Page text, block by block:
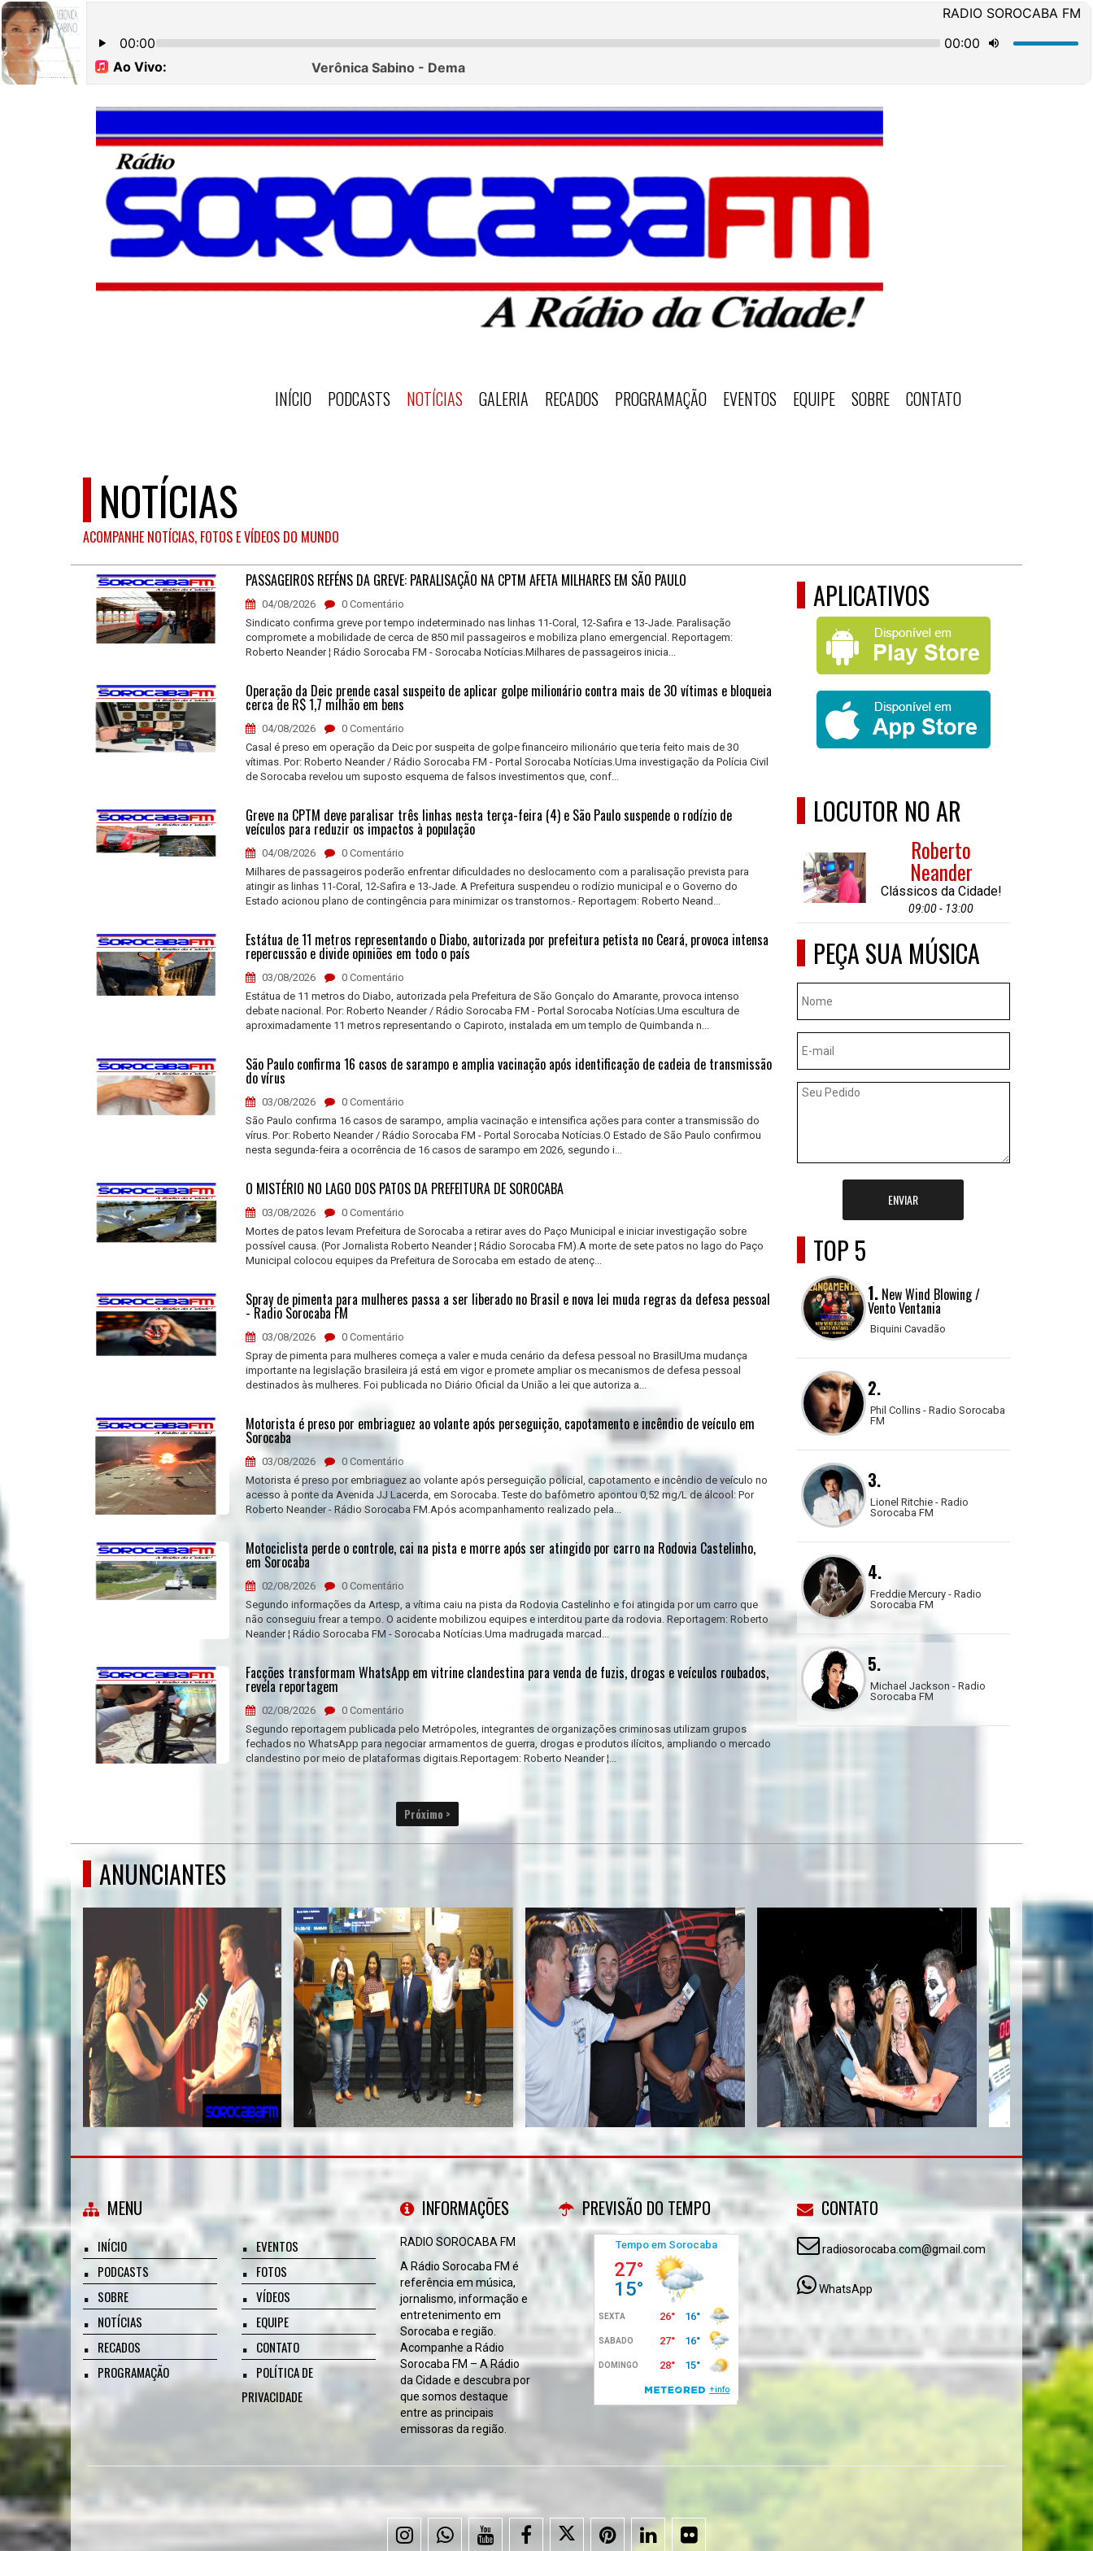
INÍCIO PODCASTS NOTÍCIAS GALERIA RECADOS PROGRAMAÇÃO EVENTOS EQUIPE SOBRE CONTATO
NOTÍCIAS
ACOMPANHE NOTÍCIAS, FOTOS E VÍDEOS DO MUNDO
PASSAGEIROS REFÉNS DA GREVE: PARALISAÇÃO NA CPTM AFETA MILHARES EM SÃO PAULO
04/08/2026
0 Comentário
Sindicato confirma greve por tempo indeterminado nas linhas 11-Coral, 12-Safira e 13-Jade. Paralisação
compromete a mobilidade de cerca de 850 mil passageiros e mobiliza plano emergencial. Reportagem:
Roberto Neander ¦ Rádio Sorocaba FM - Sorocaba Notícias.Milhares de passageiros inicia...
Operação da Deic prende casal suspeito de aplicar golpe milionário contra mais de 30 vítimas e bloqueia
cerca de R$ 1,7 milhão em bens
04/08/2026
0 Comentário
Casal é preso em operação da Deic por suspeita de golpe financeiro milionário que teria feito mais de 30
vítimas. Por: Roberto Neander / Rádio Sorocaba FM - Portal Sorocaba Notícias.Uma investigação da Polícia Civil
de Sorocaba revelou um suposto esquema de falsos investimentos que, conf...
Greve na CPTM deve paralisar três linhas nesta terça-feira (4) e São Paulo suspende o rodízio de
veículos para reduzir os impactos à população
04/08/2026
0 Comentário
Milhares de passageiros poderão enfrentar dificuldades no deslocamento com a paralisação prevista para
atingir as linhas 11-Coral, 12-Safira e 13-Jade. A Prefeitura suspendeu o rodízio municipal e o Governo do
Estado acionou plano de contingência para minimizar os transtornos.- Reportagem: Roberto Neand...
Estátua de 11 metros representando o Diabo, autorizada por prefeitura petista no Ceará, provoca intensa
repercussão e divide opiniões em todo o país
03/08/2026
0 Comentário
Estátua de 11 metros do Diabo, autorizada pela Prefeitura de São Gonçalo do Amarante, provoca intenso
debate nacional. Por: Roberto Neander / Rádio Sorocaba FM - Portal Sorocaba Notícias.Uma escultura de
aproximadamente 11 metros representando o Capiroto, instalada em um templo de Quimbanda n...
São Paulo confirma 16 casos de sarampo e amplia vacinação após identificação de cadeia de transmissão
do vírus
03/08/2026
0 Comentário
São Paulo confirma 16 casos de sarampo, amplia vacinação e intensifica ações para conter a transmissão do
vírus. Por: Roberto Neander / Rádio Sorocaba FM - Portal Sorocaba Notícias.O Estado de São Paulo confirmou
nesta segunda-feira a ocorrência de 16 casos de sarampo em 2026, segundo i...
O MISTÉRIO NO LAGO DOS PATOS DA PREFEITURA DE SOROCABA
03/08/2026
0 Comentário
Mortes de patos levam Prefeitura de Sorocaba a retirar aves do Paço Municipal e iniciar investigação sobre
possível causa. (Por Jornalista Roberto Neander ¦ Rádio Sorocaba FM).A morte de sete patos no lago do Paço
Municipal colocou equipes da Prefeitura de Sorocaba em estado de atenç...
Spray de pimenta para mulheres passa a ser liberado no Brasil e nova lei muda regras da defesa pessoal
- Radio Sorocaba FM
03/08/2026
0 Comentário
Spray de pimenta para mulheres começa a valer e muda cenário da defesa pessoal no BrasilUma mudança
importante na legislação brasileira já está em vigor e promete ampliar os mecanismos de defesa pessoal
destinados às mulheres. Foi publicada no Diário Oficial da União a lei que autoriza a...
Motorista é preso por embriaguez ao volante após perseguição, capotamento e incêndio de veículo em
Sorocaba
03/08/2026
0 Comentário
Motorista é preso por embriaguez ao volante após perseguição policial, capotamento e incêndio de veículo no
acesso à ponte da Avenida JJ Lacerda, em Sorocaba. Teste do bafômetro apontou 0,52 mg/L de álcool: Por
Roberto Neander - Rádio Sorocaba FM.Após acompanhamento realizado pela...
Motociclista perde o controle, cai na pista e morre após ser atingido por carro na Rodovia Castelinho,
em Sorocaba
02/08/2026
0 Comentário
Segundo informações da Artesp, a vítima caiu na pista da Rodovia Castelinho e foi atingida por um carro que
não conseguiu frear a tempo. O acidente mobilizou equipes e interditou parte da rodovia. Reportagem: Roberto
Neander ¦ Rádio Sorocaba FM - Sorocaba Notícias.Uma madrugada marcad...
Facções transformam WhatsApp em vitrine clandestina para venda de fuzis, drogas e veículos roubados,
revela reportagem
02/08/2026
0 Comentário
Segundo reportagem publicada pelo Metrópoles, integrantes de organizações criminosas utilizam grupos
fechados no WhatsApp para negociar armamentos de guerra, drogas e produtos ilícitos, ampliando o mercado
clandestino por meio de plataformas digitais.Reportagem: Roberto Neander ¦...
Próximo >
APLICATIVOS
LOCUTOR NO AR
Roberto
Neander
Clássicos da Cidade!
09:00 - 13:00
PEÇA SUA MÚSICA
ENVIAR
TOP 5
1.New Wind Blowing /
Vento Ventania
Biquini Cavadão
2.
Phil Collins - Radio Sorocaba
FM
3.
Lionel Ritchie - Radio
Sorocaba FM
4.
Freddie Mercury - Radio
Sorocaba FM
5.
Michael Jackson - Radio
Sorocaba FM
ANUNCIANTES
MENU
INÍCIO
PODCASTS
SOBRE
NOTÍCIAS
RECADOS
PROGRAMAÇÃO
EVENTOS
FOTOS
VÍDEOS
EQUIPE
CONTATO
POLÍTICA DE
PRIVACIDADE
INFORMAÇÕES
RADIO SOROCABA FM
A Rádio Sorocaba FM é
referência em música,
jornalismo, informação e
entretenimento em
Sorocaba e região.
Acompanhe a Rádio
Sorocaba FM – A Rádio
da Cidade e descubra por
que somos destaque
entre as principais
emissoras da região.
PREVISÃO DO TEMPO CONTATO
radiosorocaba.com@gmail.com
WhatsApp